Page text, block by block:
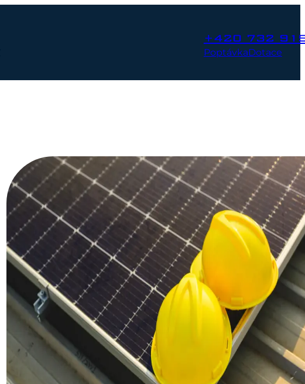
+420 732
PoptávkaDotace